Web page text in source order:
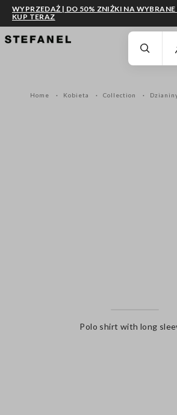
PRZEJDŹ DO GŁÓWNEJ TREŚCI PRZEWIŃ NA
WYPRZEDAŻ | DO 50% ZNIŻKI NA
KUP TERAZ
Home Kobieta Collection
Polo shirt with long